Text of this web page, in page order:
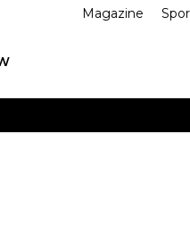
Magazine